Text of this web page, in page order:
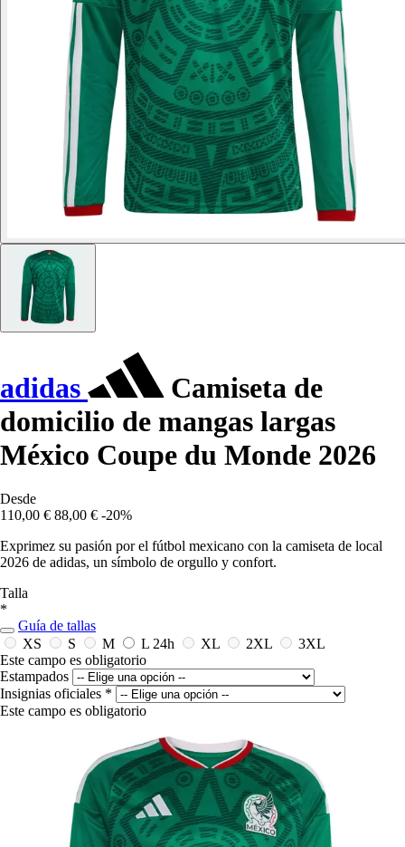
adidas
Camiseta de
domicilio de mangas largas
México Coupe du Monde 2026
Desde
110,00 € 88,00 € -20%
Exprimez su pasión por el fútbol mexicano con la camiseta de local
2026 de adidas, un símbolo de orgullo y confort.
Talla
*
Guía de tallas
XS
S M L 24h XL 2XL
3XL
Este campo es obligatorio
Estampados
Insignias oficiales *
Este campo es obligatorio